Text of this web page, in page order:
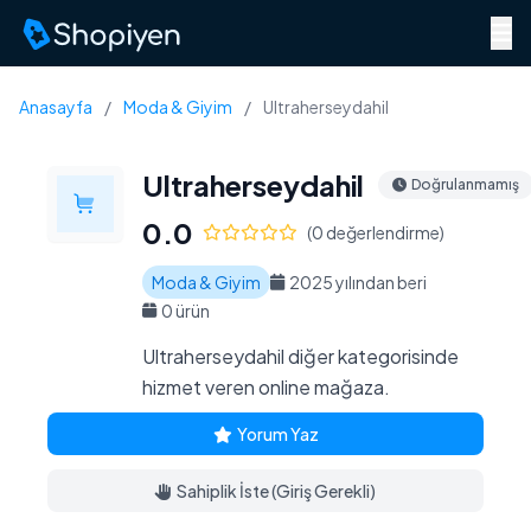
Anasayfa / Moda & Giyim / Ultraherseydahil
Ultraherseydahil Doğrulanmamış
0.0 (0 değerlendirme)
Moda & Giyim
2025 yılından beri
0 ürün
Ultraherseydahil diğer kategorisinde
hizmet veren online mağaza.
Yorum Yaz
Sahiplik İste (Giriş Gerekli)